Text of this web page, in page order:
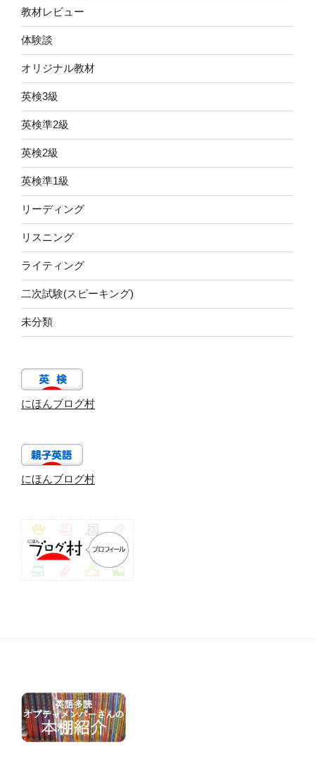
教材レビュー
体験談
オリジナル教材
英検3級
英検準2級
英検2級
英検準1級
リーディング
リスニング
ライティング
二次試験(スピーキング)
未分類
にほんブログ村
にほんブログ村